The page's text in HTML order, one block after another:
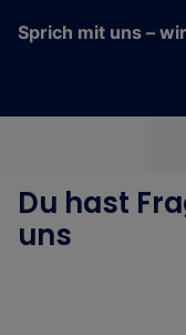
Sprich mit uns –
Du hast
uns